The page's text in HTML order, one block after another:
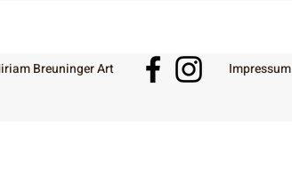
Breuninger Art Impressum